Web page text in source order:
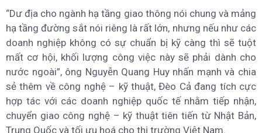
“Dư địa cho ngành hạ tầng giao thông nói chung và mảng
hạ tầng đường sắt nói riêng là rất lớn, nhưng nếu như các
doanh nghiệp không có sự chuẩn bị kỹ càng thì sẽ tuột
mất cơ hội, khối lượng công việc này sẽ phải dành cho
nước ngoài”, ông Nguyễn Quang Huy nhấn mạnh và chia
sẻ thêm về công nghệ – kỹ thuật, Đèo Cả đang tích cực
hợp tác với các doanh nghiệp quốc tế nhằm tiếp nhận,
chuyển giao công nghệ – kỹ thuật tiên tiến từ Nhật Bản,
Trung Quốc và tối ưu hoá cho thị trường Việt Nam.